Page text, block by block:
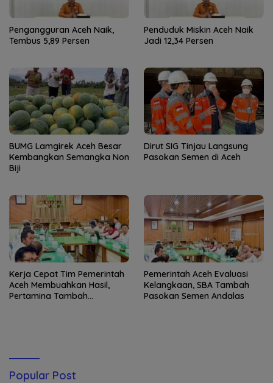
Pengangguran Aceh Naik,
Tembus 5,89 Persen
Penduduk Miskin Aceh Naik
Jadi 12,34 Persen
BUMG Lamgirek Aceh Besar
Kembangkan Semangka Non
Biji
Dirut SIG Tinjau Langsung
Pasokan Semen di Aceh
Kerja Cepat Tim Pemerintah
Aceh Membuahkan Hasil,
Pertamina Tambah
Pemerintah Aceh Evaluasi
Kelangkaan, SBA Tambah
Pasokan Semen Andalas
Popular Post